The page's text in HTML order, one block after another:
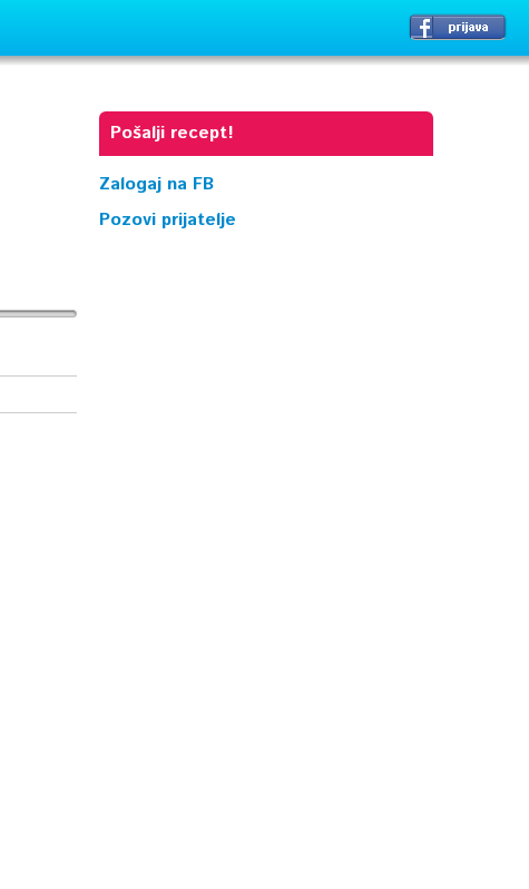
Pošalji recept!
Zalogaj na FB
Pozovi prijatelje